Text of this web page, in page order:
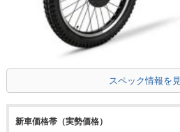
スペック情報を
新車価格帯（実勢価格）